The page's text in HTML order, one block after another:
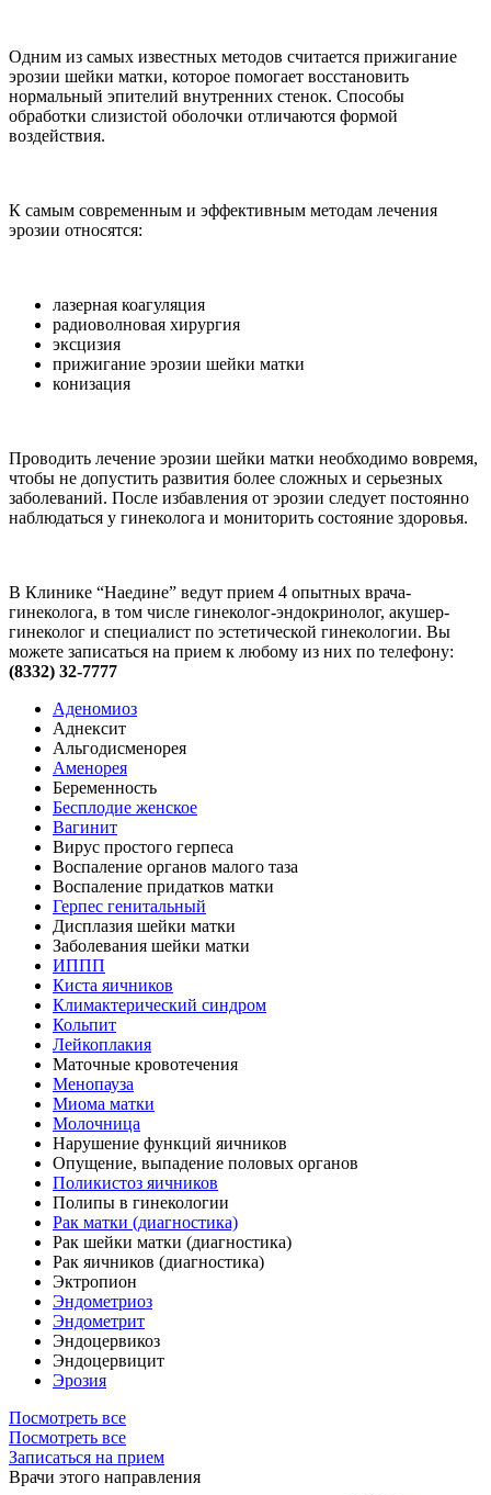
Одним из самых известных методов считается прижигание
эрозии шейки матки, которое помогает восстановить
нормальный эпителий внутренних стенок. Способы
обработки слизистой оболочки отличаются формой
воздействия.
К самым современным и эффективным методам лечения
эрозии относятся:
лазерная коагуляция
радиоволновая хирургия
эксцизия
прижигание эрозии шейки матки
конизация
Проводить лечение эрозии шейки матки необходимо вовремя,
чтобы не допустить развития более сложных и серьезных
заболеваний. После избавления от эрозии следует постоянно
наблюдаться у гинеколога и мониторить состояние здоровья.
В Клинике “Наедине” ведут прием 4 опытных врача-
гинеколога, в том числе гинеколог-эндокринолог, акушер-
гинеколог и специалист по эстетической гинекологии. Вы
можете записаться на прием к любому из них по телефону:
(8332) 32-7777
Аденомиоз
Аднексит
Альгодисменорея
Аменорея
Беременность
Бесплодие женское
Вагинит
Вирус простого герпеса
Воспаление органов малого таза
Воспаление придатков матки
Герпес генитальный
Дисплазия шейки матки
Заболевания шейки матки
ИППП
Киста яичников
Климактерический синдром
Кольпит
Лейкоплакия
Маточные кровотечения
Менопауза
Миома матки
Молочница
Нарушение функций яичников
Опущение, выпадение половых органов
Поликистоз яичников
Полипы в гинекологии
Рак матки (диагностика)
Рак шейки матки (диагностика)
Рак яичников (диагностика)
Эктропион
Эндометриоз
Эндометрит
Эндоцервикоз
Эндоцервицит
Эрозия
Посмотреть все
Посмотреть все
Записаться на прием
Врачи этого направления